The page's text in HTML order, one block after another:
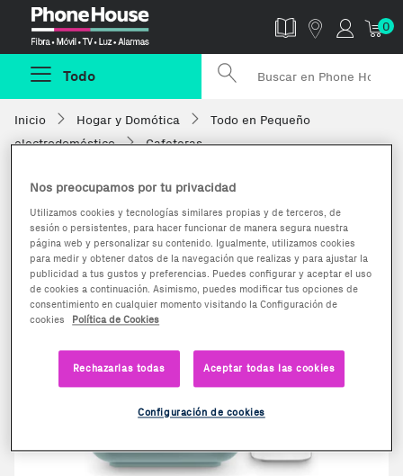
0
Todo
Inicio Hogar y Domótica
Todo en Pequeño
electrodoméstico
Cafeteras
Nos preocupamos por tu privacidad
Utilizamos cookies y tecnologías similares propias y de terceros, de
sesión o persistentes, para hacer funcionar de manera segura nuestra
página web y personalizar su contenido. Igualmente, utilizamos cookies
para medir y obtener datos de la navegación que realizas y para ajustar la
publicidad a tus gustos y preferencias. Puedes configurar y aceptar el uso
de cookies a continuación. Asimismo, puedes modificar tus opciones de
consentimiento en cualquier momento visitando la Configuración de
cookies
Política de Cookies
Rechazarlas todas Aceptar todas las cookies
Configuración de cookies